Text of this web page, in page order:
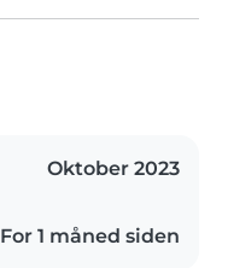
Oktober 2023
For 1 måned siden